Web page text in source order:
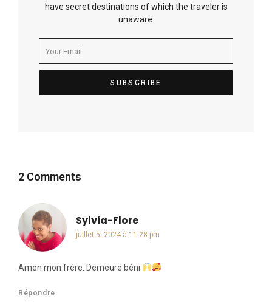
have secret destinations of which the traveler is
unaware.
2 Comments
Sylvia-Floredit :
juillet 5, 2024 à 11:28 pm
Amen mon frère. Demeure béni
Répondre